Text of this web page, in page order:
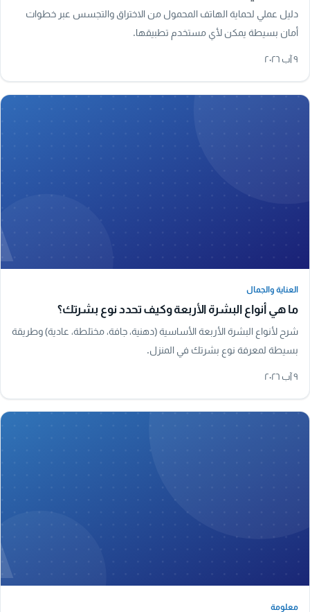
دليل عملي لحماية الهاتف المحمول من الاختراق والتجسس عبر خطوات
أمان بسيطة يمكن لأي مستخدم تطبيقها.
٩ آب ٢٠٢٦
العناية والجمال
ما هي أنواع البشرة الأربعة وكيف تحدد نوع بشرتك؟
شرح لأنواع البشرة الأربعة الأساسية (دهنية، جافة، مختلطة، عادية) وطريقة
بسيطة لمعرفة نوع بشرتك في المنزل.
٩ آب ٢٠٢٦
معلومة